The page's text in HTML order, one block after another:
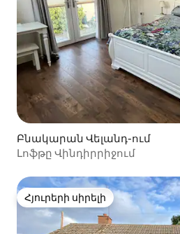
Բնակարան Վելանդ-ում
Լոֆթը Վինդիրրիջում
Հյուրերի սիրելի
Հյուրերի սիրելի